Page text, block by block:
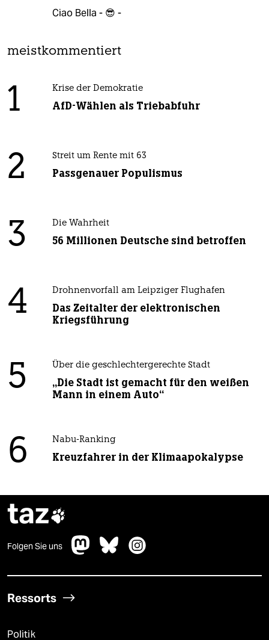
Ciao Bella - 😎 -
meistkommentiert
1 Krise der Demokratie
AfD-Wählen als Triebabfuhr
2 Streit um Rente mit 63
Passgenauer Populismus
3 Die Wahrheit
56 Millionen Deutsche sind betroffen
4 Drohnenvorfall am Leipziger Flughafen
Das Zeitalter der elektronischen
Kriegsführung
5 Über die geschlechtergerechte Stadt
„Die Stadt ist gemacht für den weißen
Mann in einem Auto“
6 Nabu-Ranking
Kreuzfahrer in der Klimaapokalypse
taz
Folgen Sie uns
Ressorts
Politik